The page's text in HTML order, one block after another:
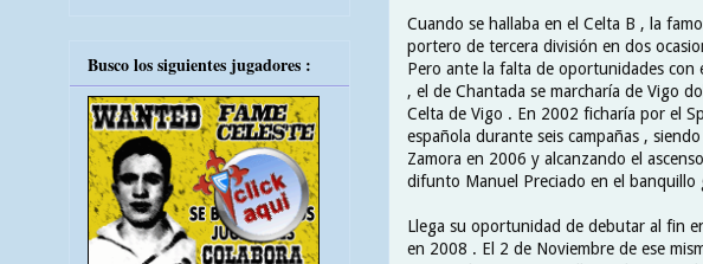
Cuando se hallaba en el Celta B , la
portero de tercera división en dos
Pero ante la falta de oportunidades con
, el de Chantada se marcharía de Vigo
Celta de Vigo . En 2002 ficharía por el
española durante seis campañas ,
Zamora en 2006 y alcanzando el
difunto Manuel Preciado en el banquillo
Llega su oportunidad de debutar al fin
en 2008 . El 2 de Noviembre de ese
Busco los siguientes jugadores :